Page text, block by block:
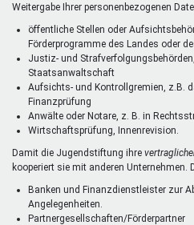
Weitergabe Ihrer personenbezogenen
öffentliche Stellen oder
Förderprogramme des Landes oder
Justiz- und
Staatsanwaltschaft
Aufsichts- und Kontrollgremien, z.B.
Finanzprüfung
Anwälte oder Notare, z. B. in
Wirtschaftsprüfung, Innenrevision.
Damit die Jugendstiftung ihre
kooperiert sie mit anderen Unternehmen.
Banken und Finanzdienstleister zur
Angelegenheiten.
Partnergesellschaften/Förderpartner